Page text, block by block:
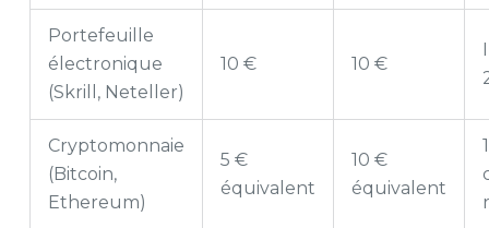
Portefeuille
électronique
(Skrill, Neteller)
10 € 10 €
Cryptomonnaie
(Bitcoin,
Ethereum)
5 €
équivalent
10 €
équivalent